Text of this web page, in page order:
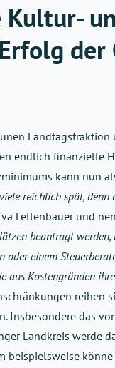
Kultur-
der
endlich finanzielle
kann nun
reichlich spät,
Lettenbauer und
beantragt
oder einem
aus Kostengründen
reihen
Insbesondere das
Landkreis werde
beispielsweise